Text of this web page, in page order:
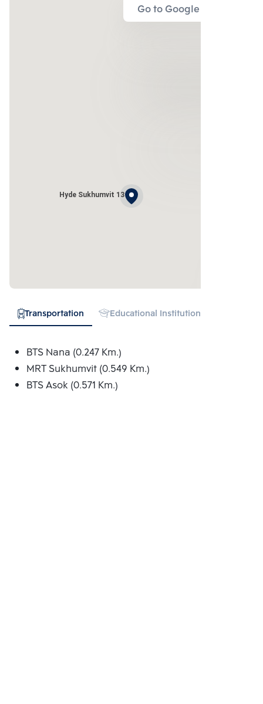
Go to Google Map
Hyde Sukhumvit 13
Transportation Educational Institution
BTS Nana (0.247 Km.)
MRT Sukhumvit (0.549 Km.)
BTS Asok (0.571 Km.)